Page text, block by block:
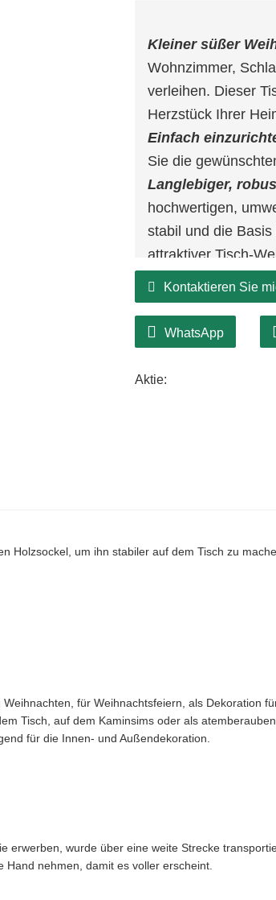
Kleiner süßer
Wohnzimmer,
verleihen. Dieser
Herzstück Ihrer
Einfach
Sie die
Langlebiger,
hochwertigen,
stabil und die
attraktiver Tisch-
Kontaktieren Sie
WhatsApp
Aktie:
Holzsockel, um ihn stabiler auf dem Tisch zu
für Weihnachtsfeiern, als Dekoration
Tisch, auf dem Kaminsims oder als
für die Innen- und Außendekoration.
erwerben, wurde über eine weite Strecke
nehmen, damit es voller erscheint.